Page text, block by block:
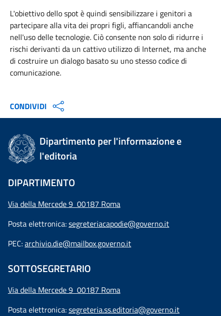
L'obiettivo dello spot è quindi sensibilizzare i genitori a
partecipare alla vita dei propri figli, affiancandoli anche
nell'uso delle tecnologie. Ciò consente non solo di ridurre i
rischi derivanti da un cattivo utilizzo di Internet, ma anche
di costruire un dialogo basato su uno stesso codice di
comunicazione.
CONDIVIDI
Dipartimento per l'informazione e
l'editoria
DIPARTIMENTO
Via della Mercede 9 00187 Roma
Posta elettronica:segreteriacapodie@governo.it
PEC:archivio.die@mailbox.governo.it
SOTTOSEGRETARIO
Via della Mercede 9 00187 Roma
Posta elettronica:segreteria.ss.editoria@governo.it